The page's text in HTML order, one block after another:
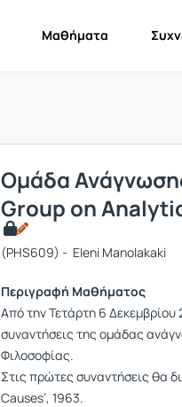
Μαθήματα
Ομάδα
Group on
(PHS609) - Eleni Manolakaki
Περιγραφή Μαθήματος
Από την Τετάρτη 6 Δεκεμβρίου
συναντήσεις της ομάδας
Φιλοσοφίας.
Στις πρώτες συναντήσεις θα
Causes’, 1963.